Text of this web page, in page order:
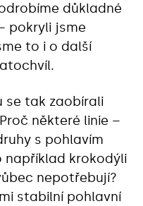
důkladné
pokryli jsme
to i o další
se tak zaobírali
některé linie –
s pohlavím
například krokodýli
nepotřebují?
stabilní pohlavní